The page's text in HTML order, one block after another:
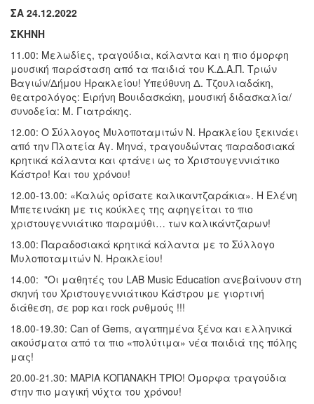
ΣΑ 24.12.2022
ΣΚΗΝΗ
11.00: Μελωδίες, τραγούδια, κάλαντα και η πιο όμορφη
μουσική παράσταση από τα παιδιά του Κ.Δ.Α.Π. Τριών
Βαγιών/Δήμου Ηρακλείου! Υπεύθυνη Δ. Τζουλιαδάκη,
θεατρολόγος: Ειρήνη Βουιδασκάκη, μουσική διδασκαλία/
συνοδεία: Μ. Γιατράκης.
12.00: Ο Σύλλογος Μυλοποταμιτών Ν. Ηρακλείου ξεκινάει
από την Πλατεία Αγ. Μηνά, τραγουδώντας παραδοσιακά
κρητικά κάλαντα και φτάνει ως το Χριστουγεννιάτικο
Κάστρο! Και του χρόνου!
12.00-13.00: «Καλώς ορίσατε καλικαντζαράκια». Η Ελένη
Μπετεινάκη με τις κούκλες της αφηγείται το πιο
χριστουγεννιάτικο παραμύθι… των καλικάντζαρων!
13.00: Παραδοσιακά κρητικά κάλαντα με το Σύλλογο
Μυλοποταμιτών Ν. Ηρακλείου!
14.00: "Οι μαθητές του LAB Music Education ανεβαίνουν στη
σκηνή του Χριστουγεννιάτικου Κάστρου με γιορτινή
διάθεση, σε pop και rock ρυθμούς !!!
18.00-19.30: Can of Gems, αγαπημένα ξένα και ελληνικά
ακούσματα από τα πιο «πολύτιμα» νέα παιδιά της πόλης
μας!
20.00-21.30: ΜΑΡΙΑ ΚΟΠΑΝΑΚΗ ΤΡΙΟ! Όμορφα τραγούδια
στην πιο μαγική νύχτα του χρόνου!